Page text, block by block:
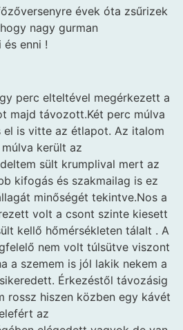
évek óta zsűrizek
nagy gurman
enni !
perc elteltével megérkezett a
majd távozott.Két perc múlva
is vitte az étlapot. Az italom
került az
sült krumplival mert az
kifogás és szakmailag is ez
minőségét tekintve.Nos a
volt a csont szinte kiesett
kellő hőmérsékleten tálalt . A
nem volt túlsütve viszont
a szemem is jól lakik nekem a
Érkezéstől távozásig
rossz hiszen közben egy kávét
az